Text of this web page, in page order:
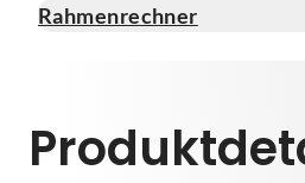
Rahmenrechner